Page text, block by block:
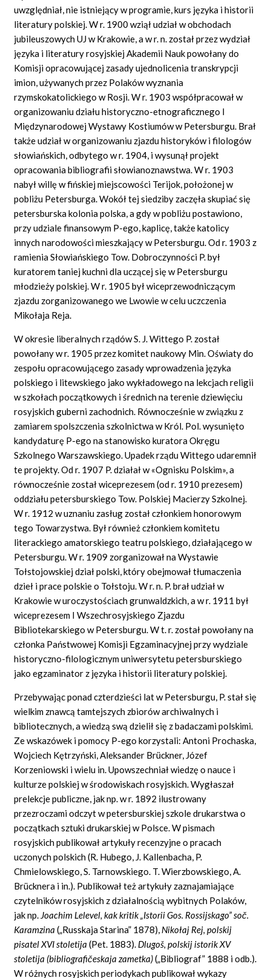
uwzględniał, nie istniejący w programie, kurs języka i historii
literatury polskiej. W r. 1900 wziął udział w obchodach
jubileuszowych UJ w Krakowie, a w r. n. został przez wydział
języka i literatury rosyjskiej Akademii Nauk powołany do
Komisji opracowującej zasady ujednolicenia transkrypcji
imion, używanych przez Polaków wyznania
rzymskokatolickiego w Rosji. W r. 1903 współpracował w
organizowaniu działu historyczno-etnograficznego I
Międzynarodowej Wystawy Kostiumów w Petersburgu. Brał
także udział w organizowaniu zjazdu historyków i filologów
słowiańskich, odbytego w r. 1904, i wysunął projekt
opracowania bibliografii słowianoznawstwa. W r. 1903
nabył willę w fińskiej miejscowości Terijok, położonej w
pobliżu Petersburga. Wokół tej siedziby zaczęła skupiać się
petersburska kolonia polska, a gdy w pobliżu postawiono,
przy udziale finansowym P-ego, kaplicę, także katolicy
innych narodowości mieszkający w Petersburgu. Od r. 1903 z
ramienia Słowiańskiego Tow. Dobroczynności P. był
kuratorem taniej kuchni dla uczącej się w Petersburgu
młodzieży polskiej. W r. 1905 był wiceprzewodniczącym
zjazdu zorganizowanego we Lwowie w celu uczczenia
Mikołaja Reja.
W okresie liberalnych rządów S. J. Wittego P. został
powołany w r. 1905 przez komitet naukowy Min. Oświaty do
zespołu opracowującego zasady wprowadzenia języka
polskiego i litewskiego jako wykładowego na lekcjach religii
w szkołach początkowych i średnich na terenie dziewięciu
rosyjskich guberni zachodnich. Równocześnie w związku z
zamiarem spolszczenia szkolnictwa w Król. Pol. wysunięto
kandydaturę P-ego na stanowisko kuratora Okręgu
Szkolnego Warszawskiego. Upadek rządu Wittego udaremnił
te projekty. Od r. 1907 P. działał w «Ognisku Polskim», a
równocześnie został wiceprezesem (od r. 1910 prezesem)
oddziału petersburskiego Tow. Polskiej Macierzy Szkolnej.
W r. 1912 w uznaniu zasług został członkiem honorowym
tego Towarzystwa. Był również członkiem komitetu
literackiego amatorskiego teatru polskiego, działającego w
Petersburgu. W r. 1909 zorganizował na Wystawie
Tołstojowskiej dział polski, który obejmował tłumaczenia
dzieł i prace polskie o Tołstoju. W r. n. P. brał udział w
Krakowie w uroczystościach grunwaldzkich, a w r. 1911 był
wiceprezesem I Wszechrosyjskiego Zjazdu
Bibliotekarskiego w Petersburgu. W t. r. został powołany na
członka Państwowej Komisji Egzaminacyjnej przy wydziale
historyczno-filologicznym uniwersytetu petersburskiego
jako egzaminator z języka i historii literatury polskiej.
Przebywając ponad czterdzieści lat w Petersburgu, P. stał się
wielkim znawcą tamtejszych zbiorów archiwalnych i
bibliotecznych, a wiedzą swą dzielił się z badaczami polskimi.
Ze wskazówek i pomocy P-ego korzystali: Antoni Prochaska,
Wojciech Kętrzyński, Aleksander Brückner, Józef
Korzeniowski i wielu in. Upowszechniał wiedzę o nauce i
kulturze polskiej w środowiskach rosyjskich. Wygłaszał
prelekcje publiczne, jak np. w r. 1892 ilustrowany
przezroczami odczyt w petersburskiej szkole drukarstwa o
początkach sztuki drukarskiej w Polsce. W pismach
rosyjskich publikował artykuły recenzyjne o pracach
uczonych polskich (R. Hubego, J. Kallenbacha, P.
Chmielowskiego, S. Tarnowskiego. T. Wierzbowskiego, A.
Brücknera i in.). Publikował też artykuły zaznajamiające
czytelników rosyjskich z działalnością wybitnych Polaków,
jak np. Joachim Lelevel, kak kritik „Istorii Gos. Rossijskago” soč.
Karamzina(„Russkaja Starina” 1878), Nikołaj Rej, polskij
pisatel XVI stoletija(Pet. 1883). Dlugoš, polskij istorik XV
stoletija (bibliografičeskaja zametka)(„Bibliograf” 1888 i odb.).
W różnych rosyjskich periodykach publikował wykazy